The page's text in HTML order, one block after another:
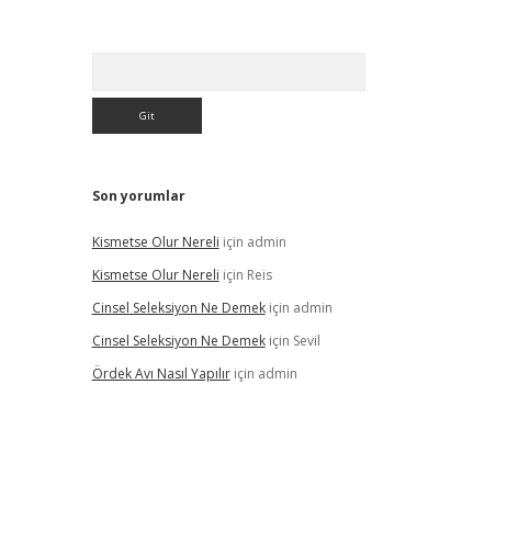
Son yorumlar
Kismetse Olur Nereli için admin
Kismetse Olur Nereli için Reis
Cinsel Seleksiyon Ne Demekiçin admin
Cinsel Seleksiyon Ne Demekiçin Sevil
Ördek Avı Nasıl Yapılıriçin admin